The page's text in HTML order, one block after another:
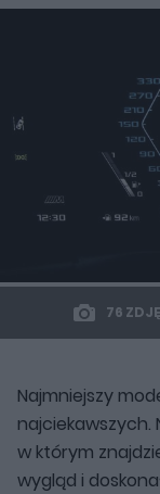
76
Najmniejszy
najciekawszych.
w którym
wygląd i